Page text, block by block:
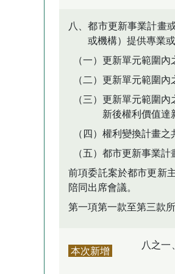
八、都市更新事業計畫
或機構）提供專業
（一）更新單元範圍
（二）更新單元範圍
（三）更新單元範圍
新後權利價值達
（四）權利變換計畫
（五）都市更新事業
前項委託案於都市更新
陪同出席會議。
第一項第一款至第三款
本次新增
八之一